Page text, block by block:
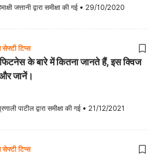
जत्तानी द्वारा समीक्षा की गई • 29/10/2020
टिप्स
के बारे में कितना जानते हैं, इस क्विज
जानें।
पाटील द्वारा समीक्षा की गई • 21/12/2021
टिप्स